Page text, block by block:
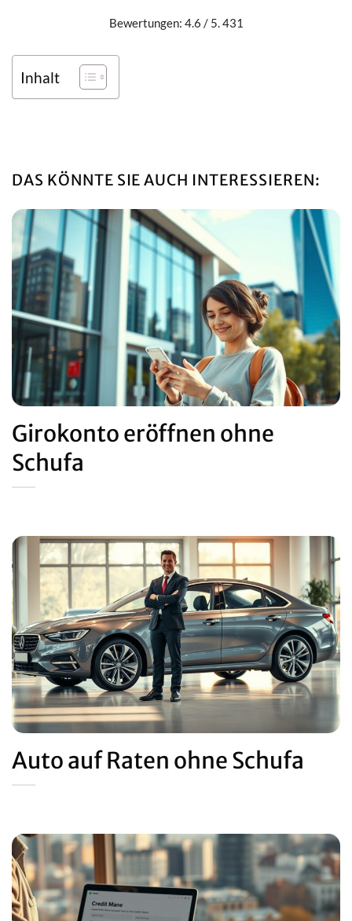
Bewertungen: 4.6 / 5. 431
Inhalt
DAS KÖNNTE SIE AUCH INTERESSIEREN:
Girokonto eröffnen ohne
Schufa
Auto auf Raten ohne Schufa